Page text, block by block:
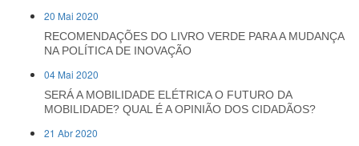
20 Mai 2020
RECOMENDAÇÕES DO LIVRO VERDE PARA A MUDANÇA
NA POLÍTICA DE INOVAÇÃO
04 Mai 2020
SERÁ A MOBILIDADE ELÉTRICA O FUTURO DA
MOBILIDADE? QUAL É A OPINIÃO DOS CIDADÃOS?
21 Abr 2020